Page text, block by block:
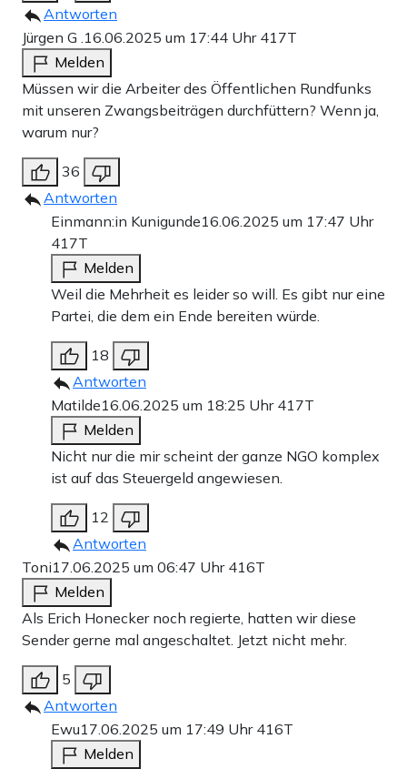
Antworten
Jürgen G .16.06.2025 um 17:44 Uhr 417T
Melden
Müssen wir die Arbeiter des Öffentlichen Rundfunks
mit unseren Zwangsbeiträgen durchfüttern? Wenn ja,
warum nur?
36
Antworten
Einmann:in Kunigunde16.06.2025 um 17:47 Uhr
417T
Melden
Weil die Mehrheit es leider so will. Es gibt nur eine
Partei, die dem ein Ende bereiten würde.
18
Antworten
Matilde16.06.2025 um 18:25 Uhr 417T
Melden
Nicht nur die mir scheint der ganze NGO komplex
ist auf das Steuergeld angewiesen.
12
Antworten
Toni17.06.2025 um 06:47 Uhr 416T
Melden
Als Erich Honecker noch regierte, hatten wir diese
Sender gerne mal angeschaltet. Jetzt nicht mehr.
5
Antworten
Ewu17.06.2025 um 17:49 Uhr 416T
Melden